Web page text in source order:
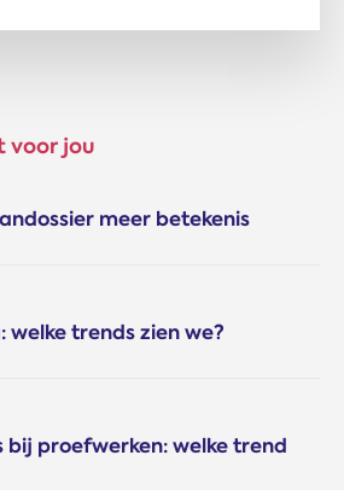
voor jou
meer betekenis
welke trends zien we?
bij proefwerken: welke trend